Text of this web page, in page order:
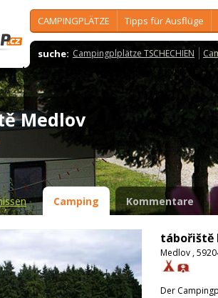
CAMPINGPLÄTZE Tipps für Ausflüge
suche: Campingplplätze TSCHECHIEN
Medlov
Camping Kommentare
tábořiště
Medlov ,
Der